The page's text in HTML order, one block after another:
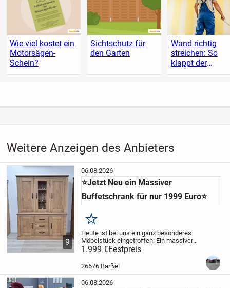
Wie viel kostet ein
Motorsägen-
Schein?
Sichtschutz für
den Garten
Wand richtig
streichen: So
klappt der
Anstrich
Weitere Anzeigen des Anbieters
9
06.08.2026
⭐Jetzt Neu ein Massiver
Buffetschrank für nur 1999 Euro⭐
Merken
Heute ist bei uns ein ganz besonderes
Möbelstück eingetroffen:Ein massiver
Buffetschrank, der durch seine
beeindruckende Größe, sein hohes
Eigengewicht und seine erstklassige
1.999 €Festpreis
26676 Barßel
06.08.2026